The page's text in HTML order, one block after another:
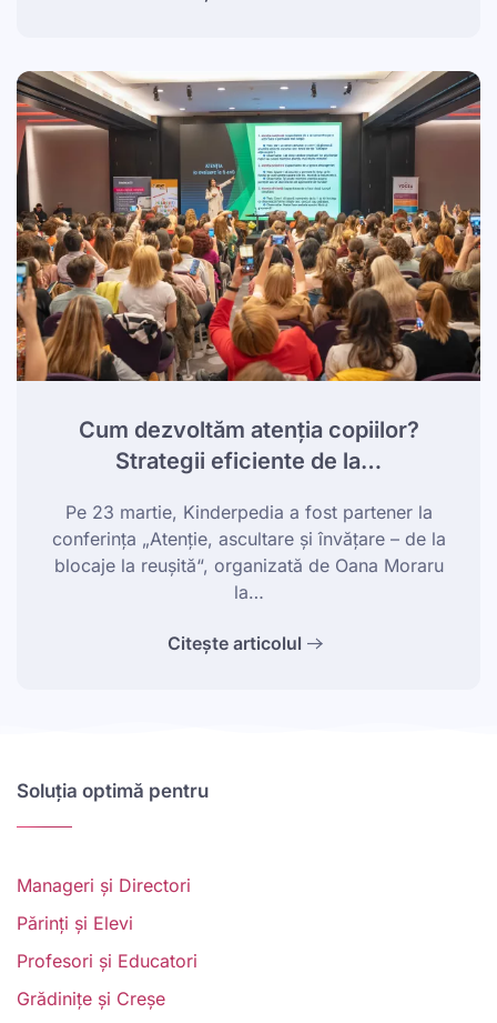
Cum dezvoltăm atenția copiilor?
Strategii eficiente de la…
Pe 23 martie, Kinderpedia a fost partener la
conferința „Atenție, ascultare și învățare – de la
blocaje la reușită“, organizată de Oana Moraru
la…
Citește articolul
Soluția optimă pentru
Manageri și Directori
Părinți și Elevi
Profesori și Educatori
Grădinițe și Creșe